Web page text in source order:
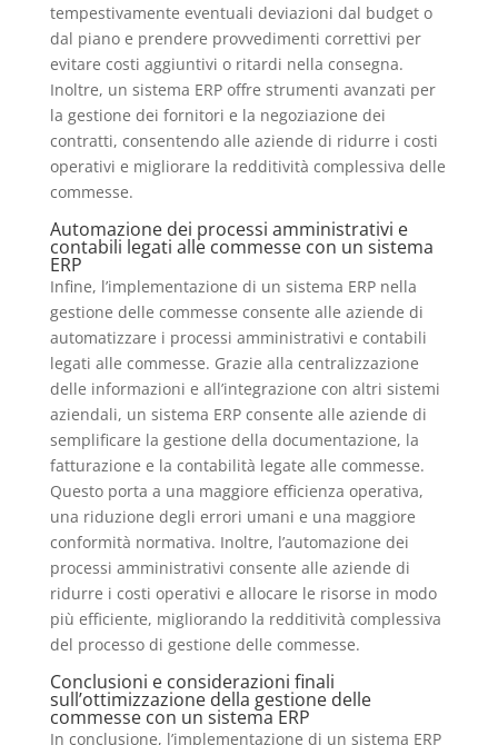
tempestivamente eventuali deviazioni dal budget o
dal piano e prendere provvedimenti correttivi per
evitare costi aggiuntivi o ritardi nella consegna.
Inoltre, un sistema ERP offre strumenti avanzati per
la gestione dei fornitori e la negoziazione dei
contratti, consentendo alle aziende di ridurre i costi
operativi e migliorare la redditività complessiva delle
commesse.
Automazione dei processi amministrativi e
contabili legati alle commesse con un sistema
ERP
Infine, l’implementazione di un sistema ERP nella
gestione delle commesse consente alle aziende di
automatizzare i processi amministrativi e contabili
legati alle commesse. Grazie alla centralizzazione
delle informazioni e all’integrazione con altri sistemi
aziendali, un sistema ERP consente alle aziende di
semplificare la gestione della documentazione, la
fatturazione e la contabilità legate alle commesse.
Questo porta a una maggiore efficienza operativa,
una riduzione degli errori umani e una maggiore
conformità normativa. Inoltre, l’automazione dei
processi amministrativi consente alle aziende di
ridurre i costi operativi e allocare le risorse in modo
più efficiente, migliorando la redditività complessiva
del processo di gestione delle commesse.
Conclusioni e considerazioni finali
sull’ottimizzazione della gestione delle
commesse con un sistema ERP
In conclusione, l’implementazione di un sistema ERP